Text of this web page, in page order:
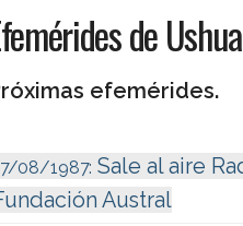
de
efemérides.
08/1987: Sale al aire
Austral